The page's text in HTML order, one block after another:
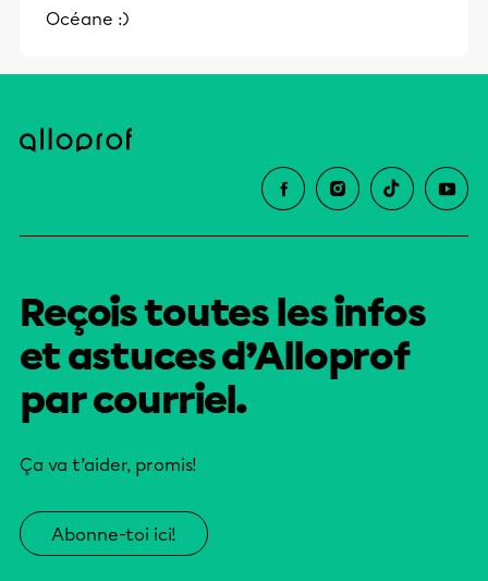
Océane :)
Reçois toutes les infos
et astuces d’Alloprof
par courriel.
Ça va t’aider, promis!
Abonne-toi ici!